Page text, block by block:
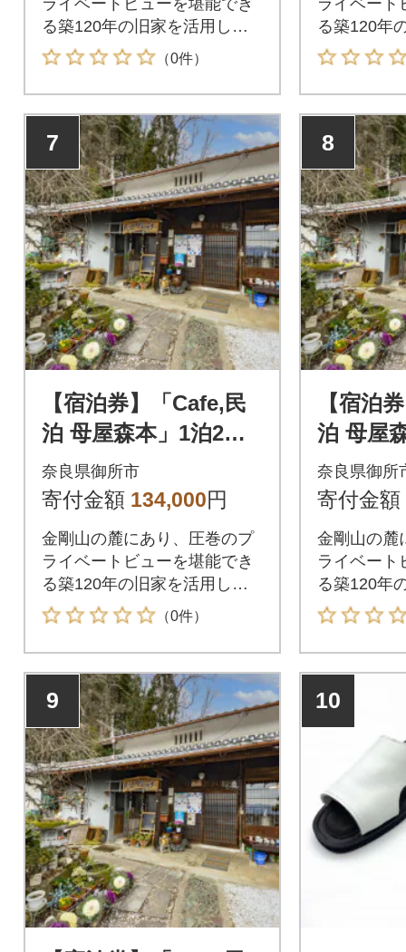
る築120年の旧家を活用した
民泊です。
（0件）
る築120年
民泊です。
7
【宿泊券】「Cafe,民
泊 母屋森本」1泊2日1
組限定、夕食・朝食付
き、お土産(農産物)4
奈良県御所市
寄付金額 134,000円
金剛山の麓にあり、圧巻のプ
ライベートビューを堪能でき
る築120年の旧家を活用した
民泊です。
（0件）
8
【宿泊
泊 母屋森本」1泊2日1
組限定
き、お
奈良県御所
寄付金額
金剛山の麓
ライベート
る築120年
民泊です。
9 10